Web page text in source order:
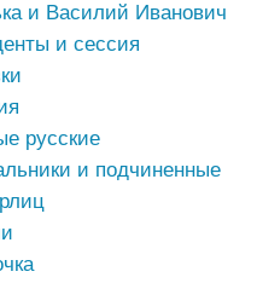
и Василий Иванович
и сессия
русские
и подчиненные